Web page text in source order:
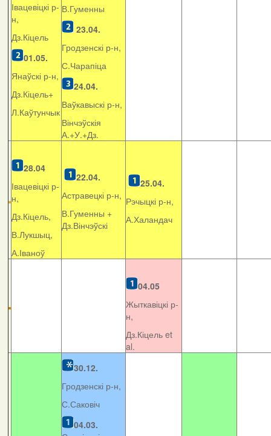
Івацевіцкі р-
н,
Дз.Кіцель
01.05.
Янаўскі р-н,
Дз.Кіцель+
Л.Каўтунчык
В.Гуменны
23.04.
Гродзенскі р-н,
С.Чарапіца
24.04.
Ваўкавыскі р-н,
Вінчэўскія
А.+У.+Дз.
28.04
Івацевіцкі р-
н,
Дз.Кіцель,
В.Лукшыц,
А.Іваноў
22.04.
Астравецкі р-н,
В.Гуменны +
Дз.Вінчэўскі
25.04.
Рэчыцкі р-н,
А.Халандач
04.05
Жыткавіцкі р-
н,
Дз.Кіцель et
al.
30.12.
Гродзенскі р-н,
С.Саковіч
04.03.